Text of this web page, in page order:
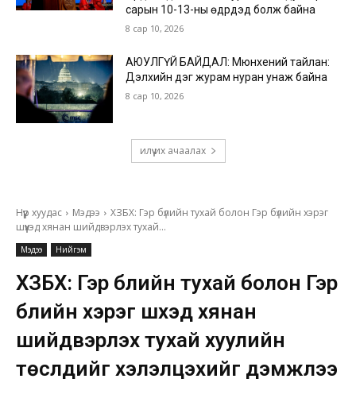
сарын 10-13-ны өдрүүдэд болж байна
8 сар 10, 2026
АЮУЛГҮЙ БАЙДАЛ: Мюнхений тайлан:
Дэлхийн дэг журам нуран унаж байна
8 сар 10, 2026
илүү их ачаалах